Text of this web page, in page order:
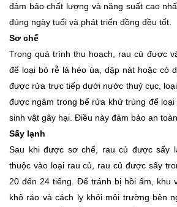
đảm bảo chất lượng và năng suất cao
đúng ngày tuổi và phát triển đồng đều tốt.
Sơ chế
Trong quá trình thu hoạch, rau củ được
để loại bỏ rễ lá héo úa, dập nát hoặc cỏ
được rửa trực tiếp dưới nước thuỷ cục,
được ngâm trong bể rửa khử trùng để
sinh vật gây hại. Điều này đảm bảo an
Sấy lạnh
Sau khi được sơ chế, rau củ được sấy
thuộc vào loại rau củ, rau củ được sấy
20 đến 24 tiếng. Để tránh bị hồi ẩm, khu
khô ráo và cách ly khỏi môi trường bên